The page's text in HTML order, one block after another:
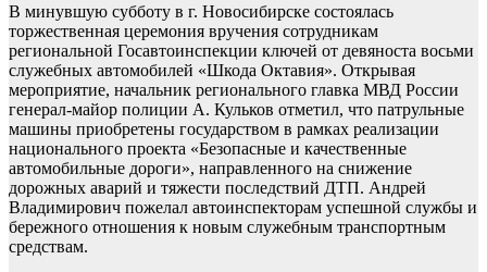
В минувшую субботу в г. Новосибирске состоялась
торжественная церемония вручения сотрудникам
региональной Госавтоинспекции ключей от девяноста восьми
служебных автомобилей «Шкода Октавия». Открывая
мероприятие, начальник регионального главка МВД России
генерал-майор полиции А. Кульков отметил, что патрульные
машины приобретены государством в рамках реализации
национального проекта «Безопасные и качественные
автомобильные дороги», направленного на снижение
дорожных аварий и тяжести последствий ДТП. Андрей
Владимирович пожелал автоинспекторам успешной службы и
бережного отношения к новым служебным транспортным
средствам.